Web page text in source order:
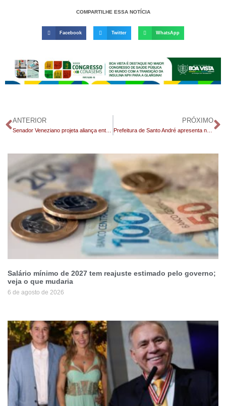
COMPARTILHE ESSA NOTÍCIA
Facebook Twitter WhatsApp
ANTERIOR PRÓXIMO
Salário mínimo de 2027 tem reajuste estimado pelo governo;
veja o que mudaria
6 de agosto de 2026